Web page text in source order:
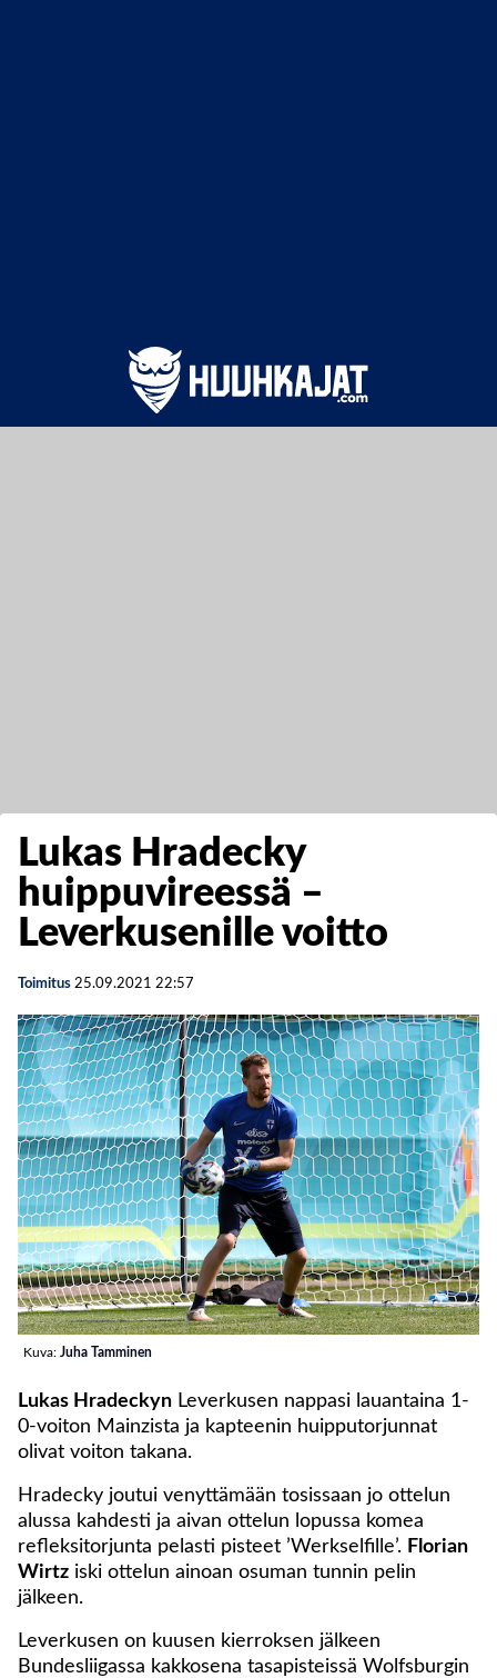
Lukas Hradecky
huippuvireessä –
Leverkusenille voitto
Toimitus 25.09.2021 22:57
Kuva: Juha Tamminen
Lukas Hradeckyn Leverkusen nappasi lauantaina 1-
0-voiton Mainzista ja kapteenin huipputorjunnat
olivat voiton takana.
Hradecky joutui venyttämään tosissaan jo ottelun
alussa kahdesti ja aivan ottelun lopussa komea
refleksitorjunta pelasti pisteet ’Werkselfille’. Florian
Wirtz iski ottelun ainoan osuman tunnin pelin
jälkeen.
Leverkusen on kuusen kierroksen jälkeen
Bundesliigassa kakkosena tasapisteissä Wolfsburgin